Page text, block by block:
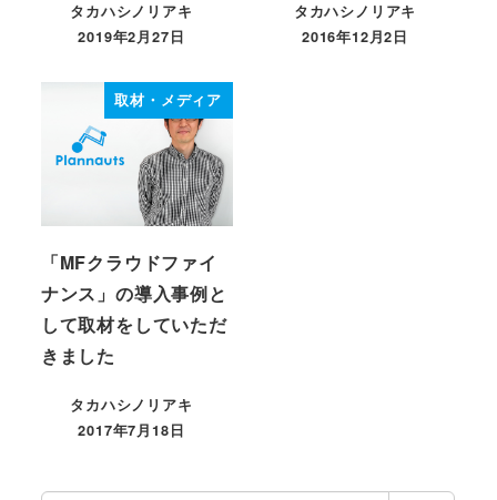
タカハシノリアキ
投稿日
2019年2月27日
タカハシノリアキ
投稿日
2016年12月2日
取材・メディア
「MFクラウドファイ
ナンス」の導入事例と
して取材をしていただ
きました
タカハシノリアキ
投稿日
2017年7月18日